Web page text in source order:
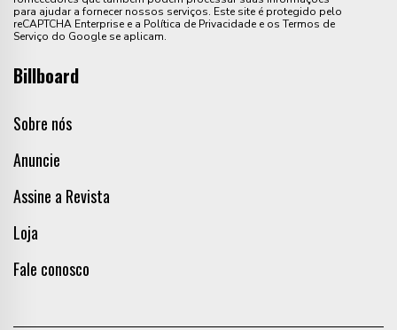
para ajudar a fornecer nossos serviços. Este site é protegido pelo
reCAPTCHA Enterprise e a Política de Privacidade e os Termos de
Serviço do Google se aplicam.
Billboard
Sobre nós
Anuncie
Assine a Revista
Loja
Fale conosco